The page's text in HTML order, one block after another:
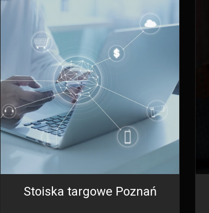
Stoiska targowe Poznań